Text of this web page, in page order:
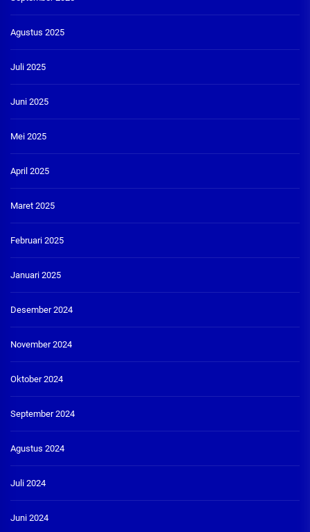
Agustus 2025
Juli 2025
Juni 2025
Mei 2025
April 2025
Maret 2025
Februari 2025
Januari 2025
Desember 2024
November 2024
Oktober 2024
September 2024
Agustus 2024
Juli 2024
Juni 2024